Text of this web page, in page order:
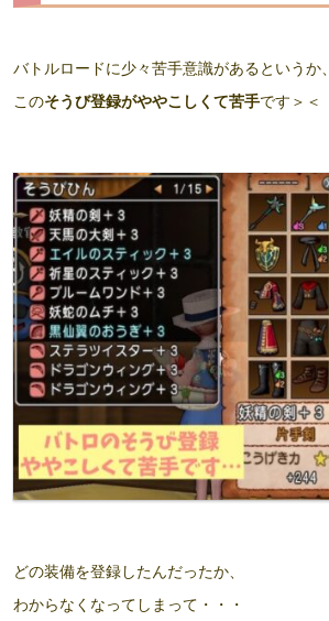
バトルロードに少々苦手意識があるというか、
このそうび登録がややこしくて苦手です＞＜
どの装備を登録したんだったか、
わからなくなってしまって・・・